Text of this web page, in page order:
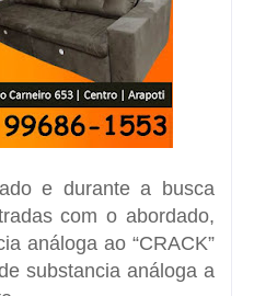
e durante a busca
com o abordado,
análoga ao “CRACK”
substancia análoga a